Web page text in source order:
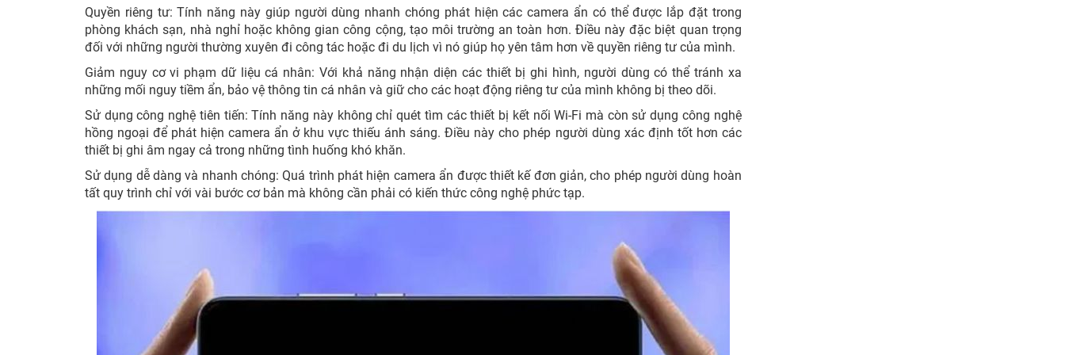
Quyền riêng tư: Tính năng này giúp người dùng nhanh chóng phát hiện các camera ẩn có thể được lắp đặt trong
phòng khách sạn, nhà nghỉ hoặc không gian công cộng, tạo môi trường an toàn hơn. Điều này đặc biệt quan trọng
đối với những người thường xuyên đi công tác hoặc đi du lịch vì nó giúp họ yên tâm hơn về quyền riêng tư của mình.
Giảm nguy cơ vi phạm dữ liệu cá nhân: Với khả năng nhận diện các thiết bị ghi hình, người dùng có thể tránh xa
những mối nguy tiềm ẩn, bảo vệ thông tin cá nhân và giữ cho các hoạt động riêng tư của mình không bị theo dõi.
Sử dụng công nghệ tiên tiến: Tính năng này không chỉ quét tìm các thiết bị kết nối Wi-Fi mà còn sử dụng công nghệ
hồng ngoại để phát hiện camera ẩn ở khu vực thiếu ánh sáng. Điều này cho phép người dùng xác định tốt hơn các
thiết bị ghi âm ngay cả trong những tình huống khó khăn.
Sử dụng dễ dàng và nhanh chóng: Quá trình phát hiện camera ẩn được thiết kế đơn giản, cho phép người dùng hoàn
tất quy trình chỉ với vài bước cơ bản mà không cần phải có kiến ​​thức công nghệ phức tạp.